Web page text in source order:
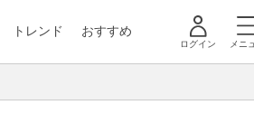
トレンド おすすめ
ログイン メニ